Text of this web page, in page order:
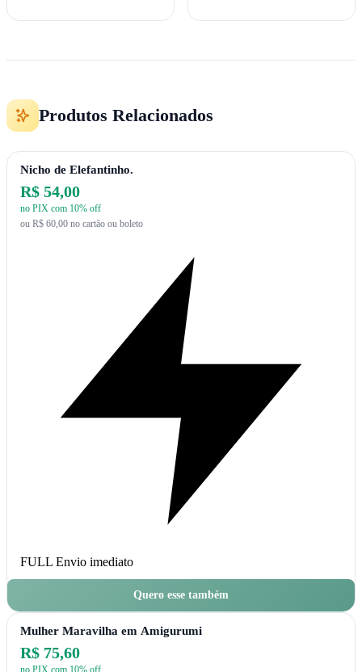
Produtos Relacionados
Nicho de Elefantinho.
R$ 54,00
no PIX com 10% off
ou R$ 60,00 no cartão ou boleto
FULL Envio imediato
Quero esse também
Mulher Maravilha em Amigurumi
R$ 75,60